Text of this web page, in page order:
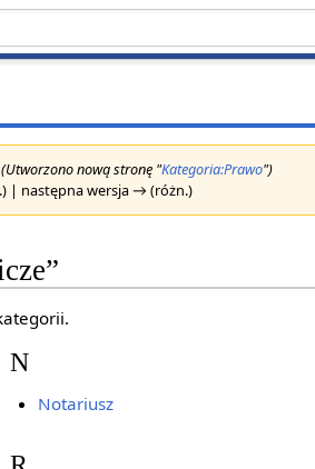
(Utworzono nową stronę "Kategoria:Prawo")
| następna wersja → (różn.)
N
Notariusz